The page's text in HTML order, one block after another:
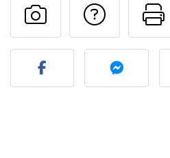
Fez esta